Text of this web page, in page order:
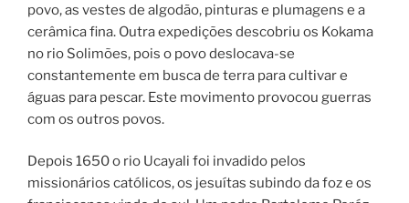
povo, as vestes de algodão, pinturas e plumagens e a
cerâmica fina. Outra expedições descobriu os Kokama
no rio Solimões, pois o povo deslocava-se
constantemente em busca de terra para cultivar e
águas para pescar. Este movimento provocou guerras
com os outros povos.
Depois 1650 o rio Ucayali foi invadido pelos
missionários católicos, os jesuítas subindo da foz e os